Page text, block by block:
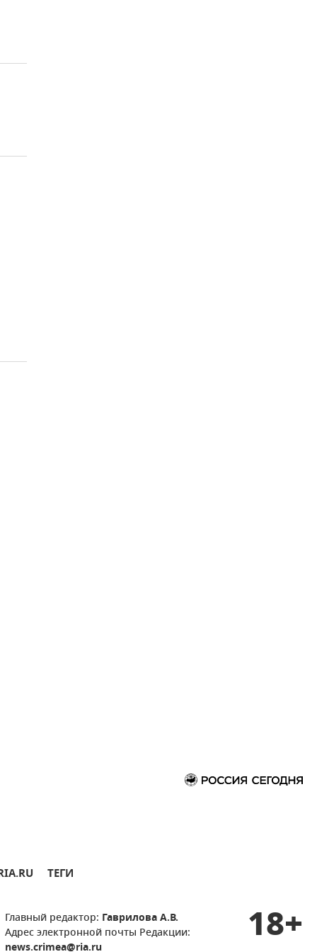
ТЕГИ
Главный редактор: Гаврилова А.В.
Адрес электронной почты Редакции:
news.crimea@ria.ru
18+